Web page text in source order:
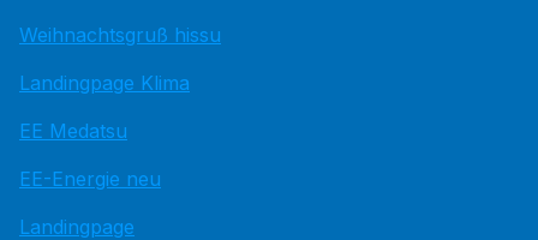
Weihnachtsgruß hissu
Landingpage Klima
EE Medatsu
EE-Energie neu
Landingpage